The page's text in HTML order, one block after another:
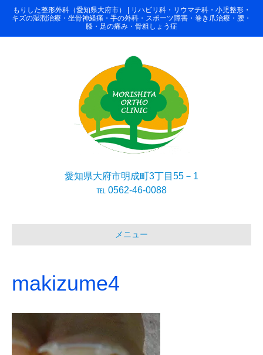
もりした整形外科（愛知県大府市） | リハビリ科・リウマチ科・小児整形・
キズの湿潤治療・坐骨神経痛・手の外科・スポーツ障害・巻き爪治療・腰・
膝・足の痛み・骨粗しょう症
愛知県大府市明成町3丁目55－1
℡ 0562-46-0088
メニュー
makizume4